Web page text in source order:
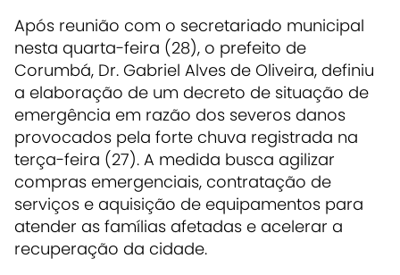
Após reunião com o secretariado municipal
nesta quarta-feira (28), o prefeito de
Corumbá, Dr. Gabriel Alves de Oliveira, definiu
a elaboração de um decreto de situação de
emergência em razão dos severos danos
provocados pela forte chuva registrada na
terça-feira (27). A medida busca agilizar
compras emergenciais, contratação de
serviços e aquisição de equipamentos para
atender as famílias afetadas e acelerar a
recuperação da cidade.